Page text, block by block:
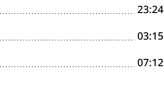
23:24
03:15
07:12